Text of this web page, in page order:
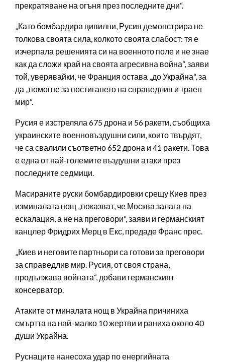
прекратяване на огъня през последните дни“.
„Като бомбардира цивилни, Русия демонстрира не
толкова своята сила, колкото своята слабост: тя е
изчерпала решенията си на военното поле и не знае
как да сложи край на своята агресивна война“, заяви
той, уверявайки, че Франция остава „до Украйна“, за
да „помогне за постигането на справедлив и траен
мир“.
Русия е изстреляла 675 дрона и 56 ракети, съобщиха
украинските военновъздушни сили, които твърдят,
че са свалили съответно 652 дрона и 41 ракети. Това
е една от най-големите въздушни атаки през
последните седмици.
Масираните руски бомбардировки срещу Киев през
изминалата нощ „показват, че Москва залага на
ескалация, а не на преговори“, заяви и германският
канцлер Фридрих Мерц в Екс, предаде Франс прес.
„Киев и неговите партньори са готови за преговори
за справедлив мир. Русия, от своя страна,
продължава войната“, добави германският
консерватор.
Атаките от миналата нощ в Украйна причиниха
смъртта на най-малко 10 жертви и раниха около 40
души Украйна.
Руснаците нанесоха удар по енергийната